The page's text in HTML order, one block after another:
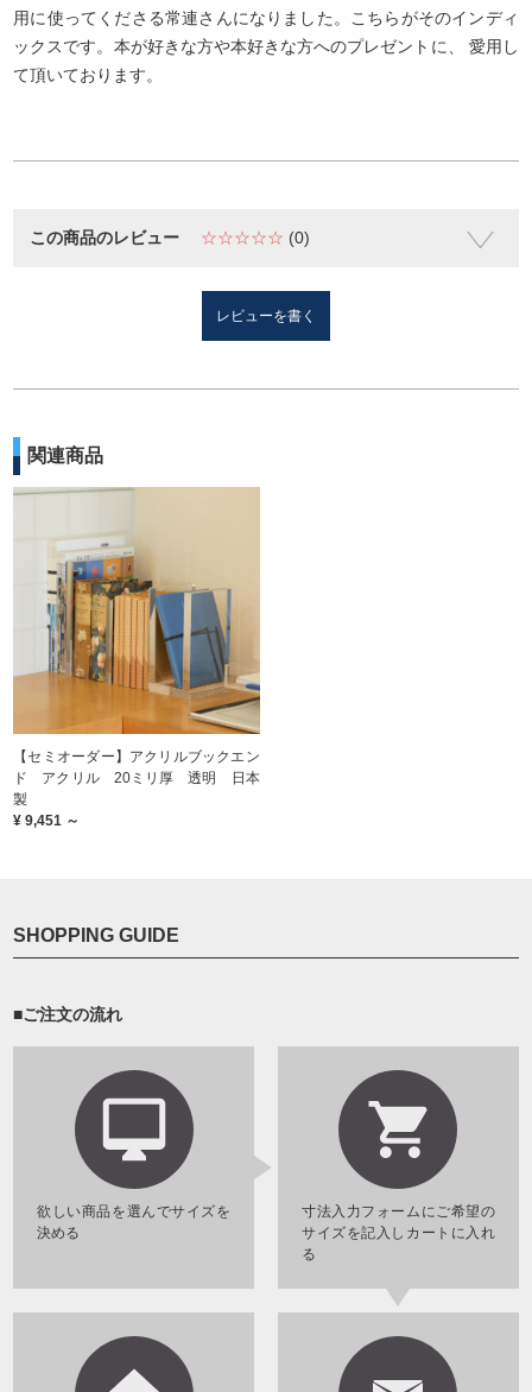
用に使ってくださる常連さんになりました。こちらがそのインディ
ックスです。本が好きな方や本好きな方へのプレゼントに、 愛用し
て頂いております。
この商品のレビュー ☆☆☆☆☆ (0)
レビューを書く
関連商品
【セミオーダー】アクリルブックエン
ド アクリル 20ミリ厚 透明 日本
製
¥ 9,451 ～
SHOPPING GUIDE
■ご注文の流れ
欲しい商品を選んでサイズを
決める
寸法入力フォームにご希望の
サイズを記入しカートに入れ
る